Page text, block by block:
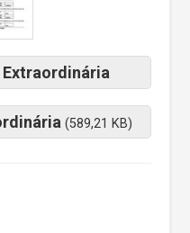
Extraordinária
(589,21 KB)